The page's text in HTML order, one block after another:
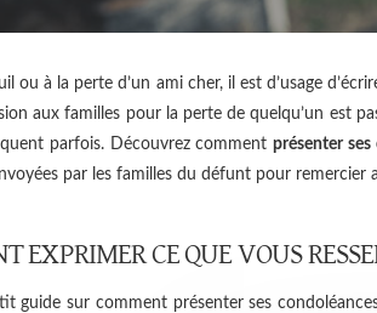
ou à la perte d’un ami cher, il est d’usage
aux familles pour la perte de quelqu’un est
parfois. Découvrez commentprésenter ses
par les familles du défunt pour remercier
EXPRIMER CE QUE VOUS
guide sur comment présenter ses